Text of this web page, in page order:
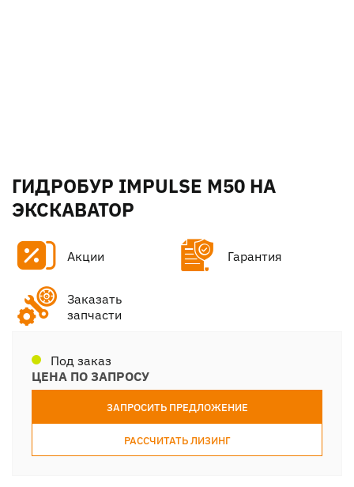
ГИДРОБУР IMPULSE M50 НА
ЭКСКАВАТОР
Акции Гарантия
Заказать
запчасти
Под заказ
ЦЕНА ПО ЗАПРОСУ
ЗАПРОСИТЬ ПРЕДЛОЖЕНИЕ
РАССЧИТАТЬ ЛИЗИНГ